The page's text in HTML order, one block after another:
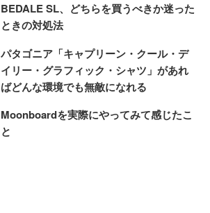
BEDALE SL、どちらを買うべきか迷った
ときの対処法
パタゴニア「キャプリーン・クール・デ
イリー・グラフィック・シャツ」があれ
ばどんな環境でも無敵になれる
Moonboardを実際にやってみて感じたこ
と